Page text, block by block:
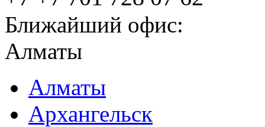
Ближайший офис:
Алматы
Алматы
Архангельск